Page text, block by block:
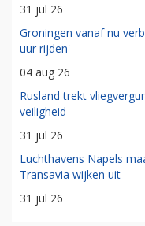
31 jul 26
Groningen vanaf nu
uur rijden'
04 aug 26
Rusland trekt
veiligheid
31 jul 26
Luchthavens Napels
Transavia wijken uit
31 jul 26